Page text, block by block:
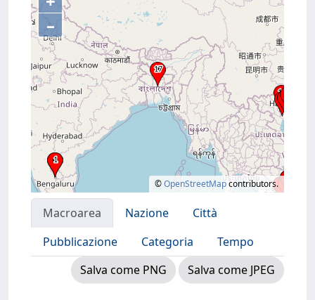
–
©OpenStreetMapcontributors.
Macroarea Nazione
Città
Pubblicazione
Categoria
Tempo
Salva come PNG
Salva come JPEG